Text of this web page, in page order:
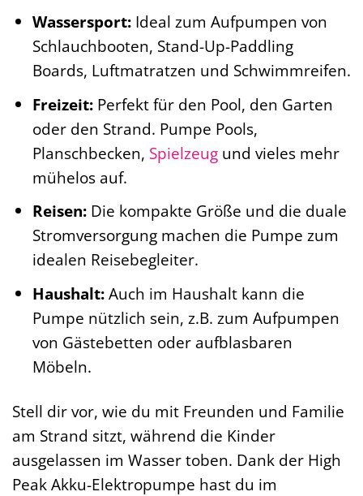
Wassersport:Ideal zum Aufpumpen von
Schlauchbooten, Stand-Up-Paddling
Boards, Luftmatratzen und Schwimmreifen.
Freizeit:Perfekt für den Pool, den Garten
oder den Strand. Pumpe Pools,
Planschbecken, Spielzeugund vieles mehr
mühelos auf.
Reisen:Die kompakte Größe und die duale
Stromversorgung machen die Pumpe zum
idealen Reisebegleiter.
Haushalt:Auch im Haushalt kann die
Pumpe nützlich sein, z.B. zum Aufpumpen
von Gästebetten oder aufblasbaren
Möbeln.
Stell dir vor, wie du mit Freunden und Familie
am Strand sitzt, während die Kinder
ausgelassen im Wasser toben. Dank der High
Peak Akku-Elektropumpe hast du im